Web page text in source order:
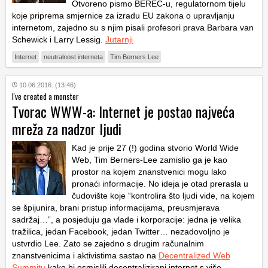
Otvoreno pismo BEREC-u, regulatornom tijelu
koje priprema smjernice za izradu EU zakona o upravljanju
internetom, zajedno su s njim pisali profesori prava Barbara van
Schewick i Larry Lessig. Jutarnji
Internet neutralnost interneta Tim Berners Lee
10.06.2016. (13:46)
I've created a monster
Tvorac WWW-a: Internet je postao najveća
mreža za nadzor ljudi
Kad je prije 27 (!) godina stvorio World Wide
Web, Tim Berners-Lee zamislio ga je kao
prostor na kojem znanstvenici mogu lako
pronaći informacije. No ideja je otad prerasla u
čudovište koje “kontrolira što ljudi vide, na kojem
se špijunira, brani pristup informacijama, preusmjerava
sadržaj…”, a posjeduju ga vlade i korporacije: jedna je velika
tražilica, jedan Facebook, jedan Twitter… nezadovoljno je
ustvrdio Lee. Zato se zajedno s drugim računalnim
znanstvenicima i aktivistima sastao na Decentralized Web